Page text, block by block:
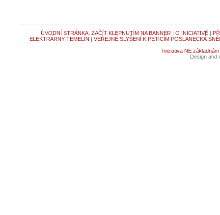
ÚVODNÍ STRÁNKA, ZAČÍT KLEPNUTÍM NA BANNER | O INICIATIVĚ|
ELEKTRÁRNY TEMELÍN | VEŘEJNÉ SLYŠENÍ K PETICÍM POSLANECKÁ
Iniciativa NE základnám
Design and